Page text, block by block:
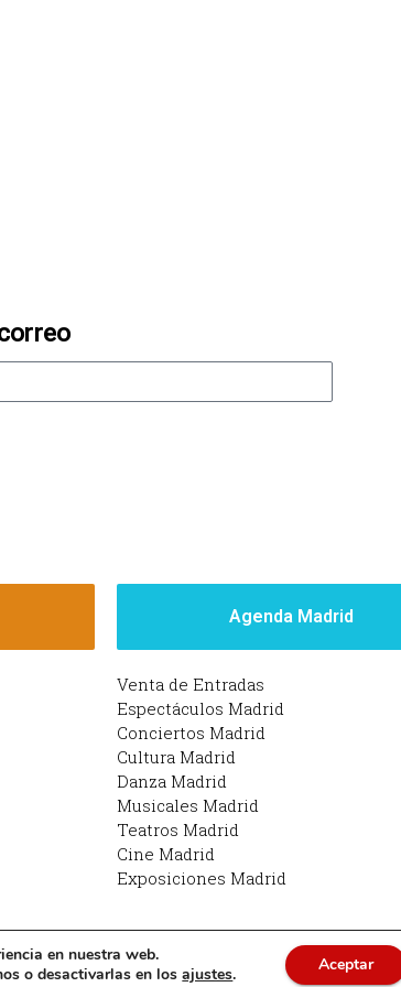
Agenda Madrid
Venta de Entradas
Espectáculos Madrid
Conciertos Madrid
Cultura Madrid
Danza Madrid
Musicales Madrid
Teatros Madrid
Cine Madrid
Exposiciones Madrid
Planes en Madrid: qué hacer en Madrid
en nuestra web.
o desactivarlas en losajustes. Aceptar